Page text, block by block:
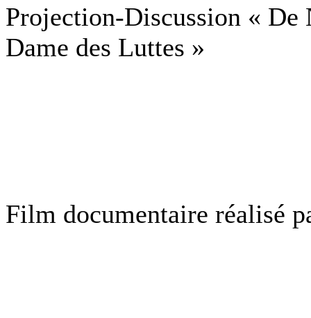
Projection-Discussion « De
Dame des Luttes »
Film documentaire réalisé